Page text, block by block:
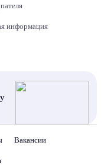
информация
Вакансии